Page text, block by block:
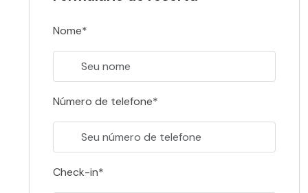
Nome*
Número de telefone*
Check-in*